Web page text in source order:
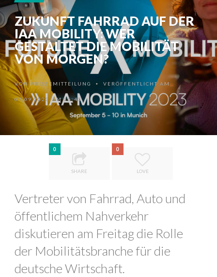
ZUKUNFT FAHRRAD AUF DER
IAA MOBILITY: WER
GESTALTET DIE MOBILITÄT
VON MORGEN?
VON PRESSEMITTEILUNG • VERÖFFENTLICHT AM
07.09.2023 UM 16:45
0
SHARE
0
LOVE
Vertreter von Fahrrad, Auto und
öffentlichem Nahverkehr
diskutieren am Freitag die Rolle
der Mobilitätsbranche für die
deutsche Wirtschaft.